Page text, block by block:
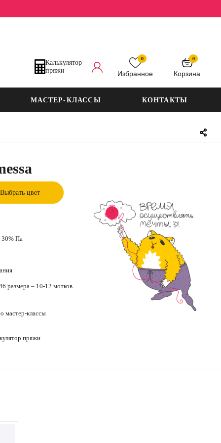
Калькулятор
пряжи
Избранное
0
Корзина
0
МАСТЕР-КЛАССЫ КОНТАКТЫ
Выбрать цвет
30% Па
размера – 10-12 мотков
мастер-классы
пряжи